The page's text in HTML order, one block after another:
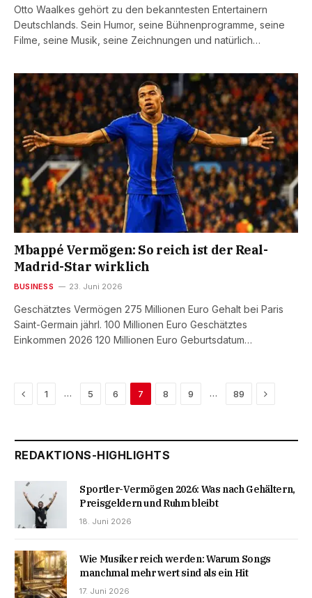
Otto Waalkes gehört zu den bekanntesten Entertainern
Deutschlands. Sein Humor, seine Bühnenprogramme, seine
Filme, seine Musik, seine Zeichnungen und natürlich…
Mbappé Vermögen: So reich ist der Real-
Madrid-Star wirklich
BUSINESS 23. Juni 2026
Geschätztes Vermögen 275 Millionen Euro Gehalt bei Paris
Saint-Germain jährl. 100 Millionen Euro Geschätztes
Einkommen 2026 120 Millionen Euro Geburtsdatum…
Previous
1 … 5 6 7 8 9 … 89 Next
REDAKTIONS-HIGHLIGHTS
Sportler-Vermögen 2026: Was nach Gehältern,
Preisgeldern und Ruhm bleibt
18. Juni 2026
Wie Musiker reich werden: Warum Songs
manchmal mehr wert sind als ein Hit
17. Juni 2026